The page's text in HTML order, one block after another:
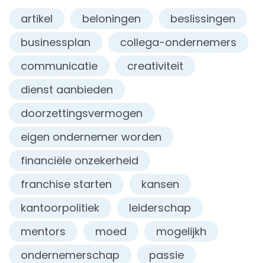
artikel beloningen
beslissingen
businessplan
collega-ondernemers
communicatie
creativiteit
dienst aanbieden
doorzettingsvermogen
eigen ondernemer worden
financiële onzekerheid
franchise starten
kansen
kantoorpolitiek
leiderschap
mentors
moed
mogelijkh
ondernemerschap
passie